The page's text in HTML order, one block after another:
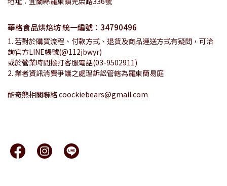
華格食品烘焙坊 統一編號：34790496
1. 若對於購買流程、付款方式、退貨及商品運送方式有疑問，可洽
詢官方LINE帳號(@112jbwyr)
或於營業時間撥打客服電話(03-9502911)
2. 業者資訊消費爭議之處理訴訟管轄為羅東簡易庭
酷奇熊相關聯絡 coockiebears@gmail.com